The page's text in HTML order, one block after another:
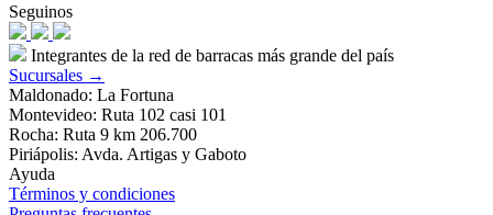
Seguinos
Integrantes de la red de barracas más grande del país
Sucursales →
Maldonado: La Fortuna
Montevideo: Ruta 102 casi 101
Rocha: Ruta 9 km 206.700
Piriápolis: Avda. Artigas y Gaboto
Ayuda
Términos y condiciones